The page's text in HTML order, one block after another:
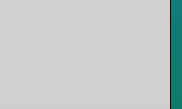
ist eine anerkannte
gemäß
gezielt für verschiedene
KI die eigene Sichtbarkeit